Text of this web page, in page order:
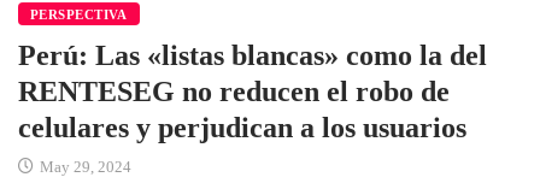
PERSPECTIVA
Perú: Las «listas blancas» como la del
RENTESEG no reducen el robo de
celulares y perjudican a los usuarios
May 29, 2024